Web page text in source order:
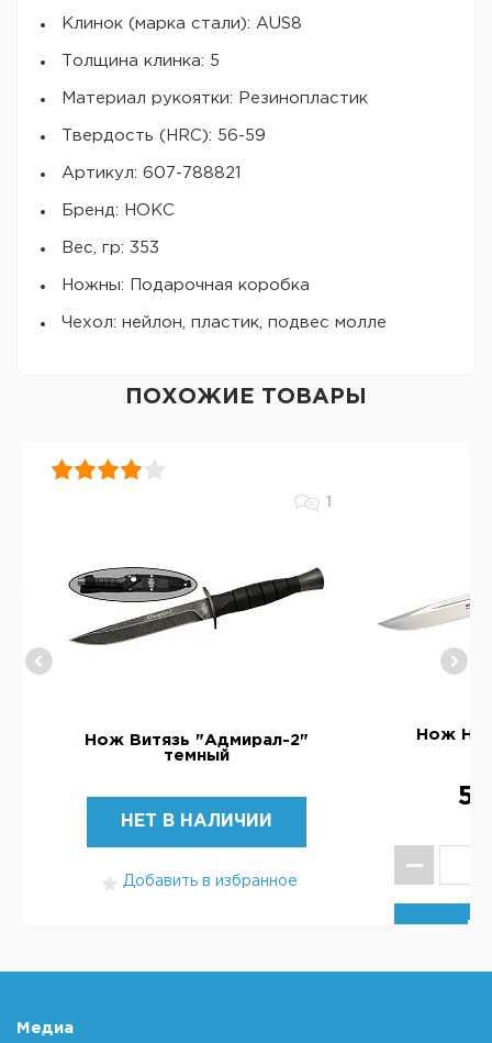
Клинок (марка стали): AUS8
Толщина клинка: 5
Материал рукоятки: Резинопластик
Твердость (HRC): 56-59
Артикул: 607-788821
Бренд: НОКС
Вес, гр: 353
Ножны: Подарочная коробка
Чехол: нейлон, пластик, подвес молле
ПОХОЖИЕ ТОВАРЫ
1
Нож Витязь "Адмирал-2"
темный
НЕТ В НАЛИЧИИ
Добавить в избранное
Нож
5
Медиа